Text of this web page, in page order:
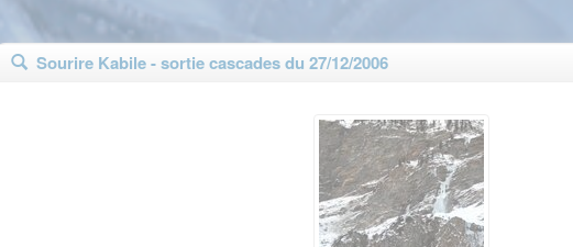
Sourire Kabile - sortie cascades du 27/12/2006